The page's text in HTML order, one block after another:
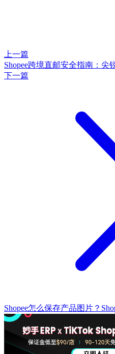
上一篇
Shopee跨境直邮安全指南：尖
下一篇
Shopee怎么保存产品图片？